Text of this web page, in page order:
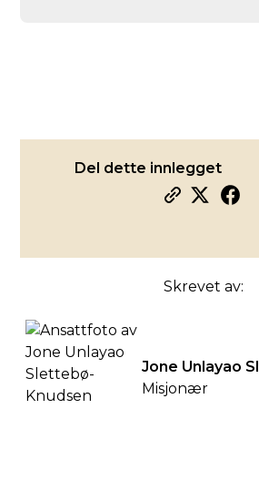
Del dette innlegget
Skrevet av:
Jone Unlayao
Misjonær